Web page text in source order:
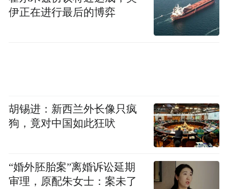
伊正在进行最后的博弈
胡锡进：新西兰外长像只疯
狗，竟对中国如此狂吠
“婚外胚胎案”离婚诉讼延期
审理，原配朱女士：案未了